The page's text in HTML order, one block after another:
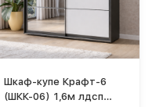
Шкаф-купе Крафт-6
(ШКК-06) 1,6м лдсп